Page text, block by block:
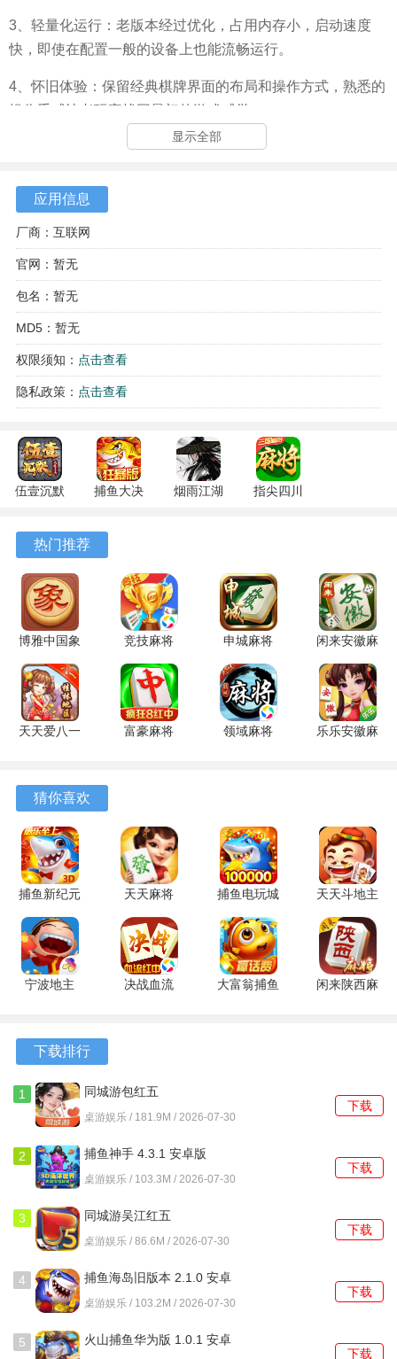
3、轻量化运行：老版本经过优化，占用内存小，启动速度
快，即使在配置一般的设备上也能流畅运行。
4、怀旧体验：保留经典棋牌界面的布局和操作方式，熟悉的
操作手感让老玩家找回最初的游戏感觉。
慕星老版本游戏亮点
1、多样化挑战：提供每日任务和专属活动，让玩家在游戏中
不断面对新挑战，增加趣味性和成就感。
在游戏内兑换稀有道具和特殊称号。
3、自由房间创建：玩家可以根据自己的需求创建私人房间，
4、策略深度：每种玩法都强调策略和技巧，玩家需要通过分
析局势和对手行为来制定最佳方案。
慕星老版本游戏优势
低，让玩家能够长时间畅玩。
2、节省流量：游戏数据传输高效，即使在网络条件一般的环
境下也能顺畅对局。
入游戏，老玩家可以立即进入竞技状态。
4、奖励机制丰富：通过完成任务和挑战获得金币、积分和专
属奖励，让游戏体验更具成就感。
游戏玩法
麻将是一种四人参与的棋牌游戏，核心是通过摸牌、出牌、
组合牌型来获胜。由于麻将的流派众多，下面为你介绍的是
最通用的国标麻将基础规则与玩法，这也是大多数初学者接
一、基础配件
麻将牌总共有144张(部分玩法会去掉花牌，剩下136张)，主
要分为以下几类：
1.万子：一万至九万，共36张。
2.条子(索子)：一条至九条，共36张。注意一条通常画成一只
鸟。
3.筒子(饼子)：一筒至九筒，共36张。
4.字牌：风牌(东、南、西、北)共16张。箭牌(中、发、白)共
12张。
5.花牌：春、夏、秋、冬、梅、兰、竹、菊，共8张(通常用于
显示全部
应用信息
厂商：互联网
官网：暂无
包名：暂无
MD5：暂无
权限须知： 点击查看
隐私政策： 点击查看
伍壹沉默
安卓版
捕鱼大决
122.7.291
烟雨江湖
指尖四川
热门推荐
博雅中国象
棋 4.3.1 安
卓版
竞技麻将
1.20 安卓
版
申城麻将
1.0.5 安卓
版
闲来安徽麻
将 201.0.7
官方版
天天爱八一
富豪麻将
领域麻将
乐乐安徽麻
猜你喜欢
捕鱼新纪元
10.9 安卓
版
天天麻将
2.2.5 安卓
版
捕鱼电玩城
2.3.1 安卓
版
天天斗地主
单机版
8.02.324
安卓版
宁波地主
决战血流
大富翁捕鱼
闲来陕西麻
下载排行
1
同城游包红五
5.3.20260617 安卓版
桌游娱乐 / 181.9M / 2026-07-30
下载
2 捕鱼神手 4.3.1 安卓版
桌游娱乐 / 103.3M / 2026-07-30
下载
3
同城游吴江红五
1.2.20250825 安卓版
桌游娱乐 / 86.6M / 2026-07-30
下载
4
捕鱼海岛旧版本 2.1.0 安卓
版
桌游娱乐 / 103.2M / 2026-07-30
下载
5
火山捕鱼华为版 1.0.1 安卓
下载